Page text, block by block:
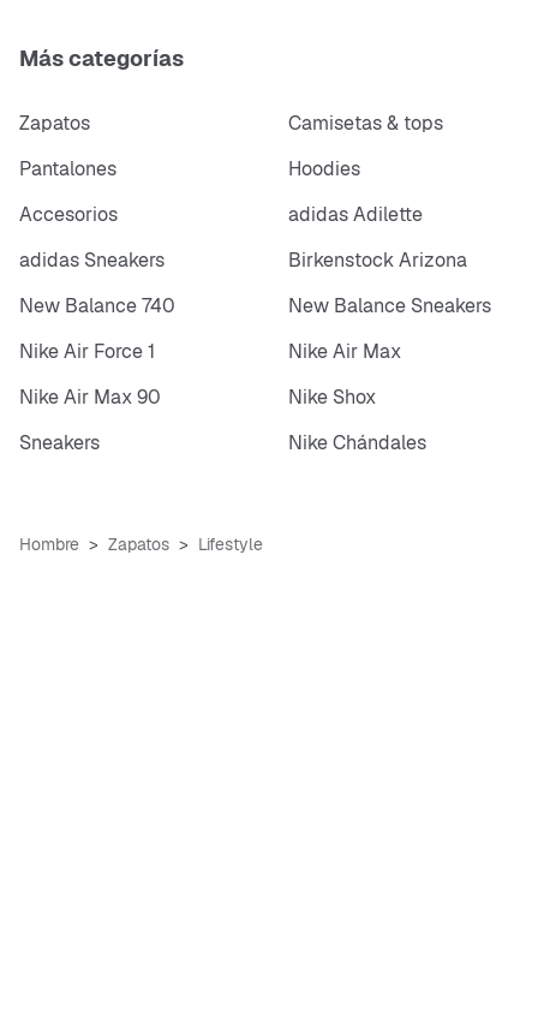
Más categorías
Zapatos
Camisetas & tops
Pantalones
Hoodies
Accesorios
adidas Adilette
adidas Sneakers
Birkenstock Arizona
New Balance 740
New Balance Sneakers
Nike Air Force 1
Nike Air Max
Nike Air Max 90
Nike Shox
Sneakers
Nike Chándales
Hombre Zapatos Lifestyle